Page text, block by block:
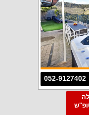
052-9127402
בסופ"ש